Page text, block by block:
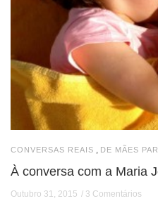
CONVERSAS REAIS , DE MÃES
À conversa com a Maria
Outubro 31, 2015 3 Comentários